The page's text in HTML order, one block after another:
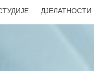
ДЈЕЛАТНОСТИ